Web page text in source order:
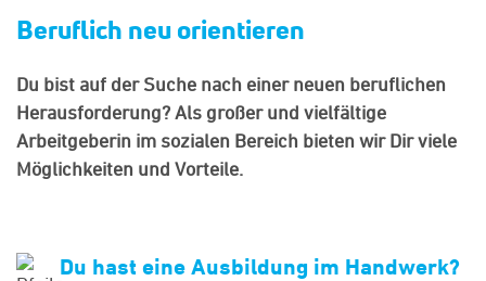
Beruflich neu orientieren
Du bist auf der Suche nach einer neuen beruflichen
Herausforderung? Als großer und vielfältige
Arbeitgeberin im sozialen Bereich bieten wir Dir viele
Möglichkeiten und Vorteile.
Du hast eine Ausbildung im Handwerk?